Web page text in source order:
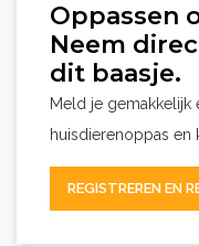
Oppassen
Neem
dit baasje.
Meld je gemakkelijk
huisdierenoppas en
REGISTREREN EN